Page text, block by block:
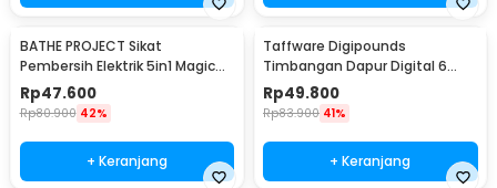
BATHE PROJECT Sikat
Pembersih Elektrik 5in1 Magic
Brush Rechargeable - WQ8110
Rp47.600
Rp80.900 42%
+ Keranjang
Taffware Digipounds
Timbangan Dapur Digital 6
Satuan 1kg 0.1g - i2000
Rp49.800
Rp83.900 41%
+ Keranjang